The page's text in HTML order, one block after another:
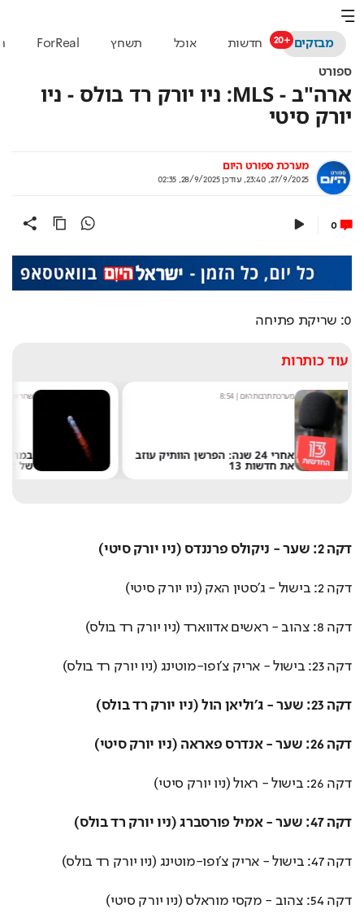
מבזקים חדשות אוכל תשחץ ForReal
ספורט
ארה"ב - MLS: ניו יורק רד בולס - ניו
יורק סיטי
מערכת ספורט היום
27/9/2025, 23:40
, עודכן28/9/2025, 02:35
0
0: שריקת פתיחה
עוד כותרות
הפרשן הוותיק עוזב במהירות של 8,700 קמ"ש: הטיל
של אילון מאסק התרסק על הירח
דקה 2: שער - ניקולס פרננדס (ניו יורק סיטי)
דקה 2: בישול - ג'סטין האק (ניו יורק סיטי)
דקה 8: צהוב - ראשים אדווארד (ניו יורק רד בולס)
דקה 23: בישול - אריק צ'ופו-מוטינג (ניו יורק רד בולס)
דקה 23: שער - ג'וליאן הול (ניו יורק רד בולס)
דקה 26: שער - אנדרס פאראה (ניו יורק סיטי)
דקה 26: בישול - ראול (ניו יורק סיטי)
דקה 47: שער - אמיל פורסברג (ניו יורק רד בולס)
דקה 47: בישול - אריק צ'ופו-מוטינג (ניו יורק רד בולס)
דקה 54: צהוב - מקסי מוראלס (ניו יורק סיטי)